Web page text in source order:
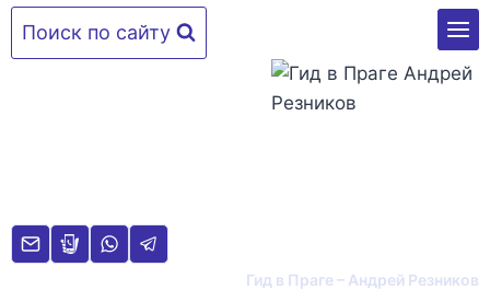
Перейти
Поиск по сайту
Гид в Праге – Андрей Резников